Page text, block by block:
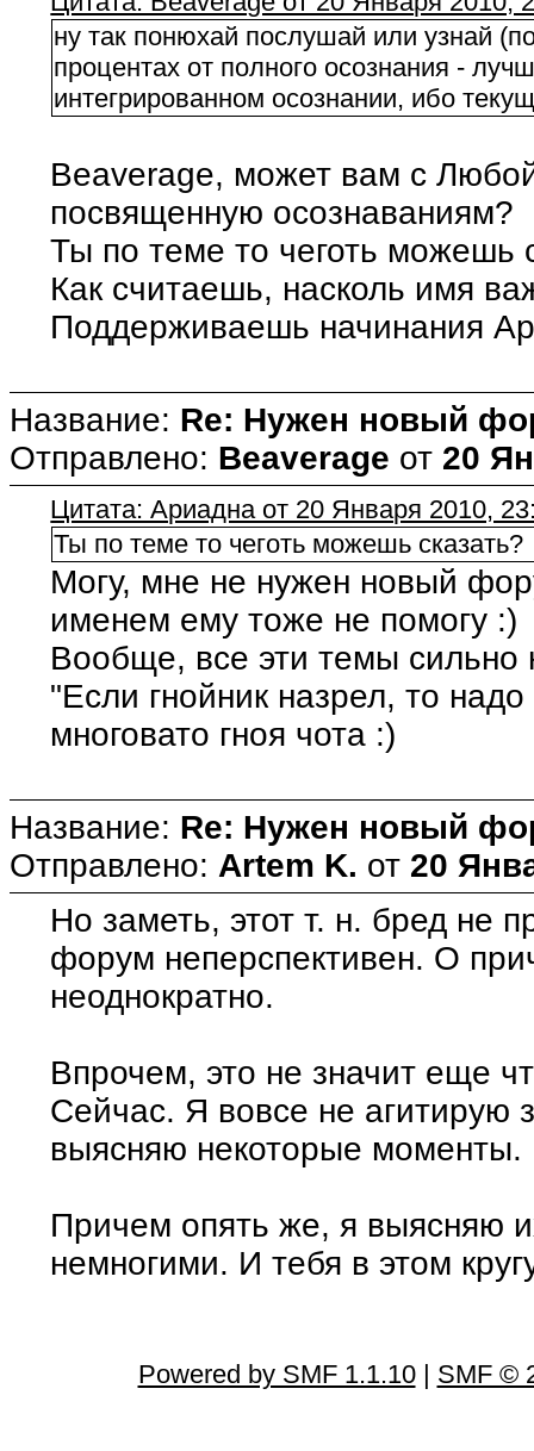
ну так понюхай послушай или узнай
процентах от полного осознания -
интегрированном осознании, ибо
Beaverage, может вам с
посвященную осознаваниям?
Ты по теме то чеготь можешь
Как считаешь, насколь имя
Поддерживаешь начинания
Название: Re: Нужен новый
Отправлено: Beaverage от 20
Цитата: Ариадна от 20 Января 2010,
Ты по теме то чеготь можешь сказать?
Могу, мне не нужен новый
именем ему тоже не помогу :)
Вообще, все эти темы
"Если гнойник назрел, то
многовато гноя чота :)
Название: Re: Нужен новый
Отправлено: Artem K. от 20
Но заметь, этот т. н. бред не
форум неперспективен. О
неоднократно.
Впрочем, это не значит еще
Сейчас. Я вовсе не агитирую
выясняю некоторые моменты.
Причем опять же, я выясняю
немногими. И тебя в этом
Powered by SMF 1.1.10| SMF ©